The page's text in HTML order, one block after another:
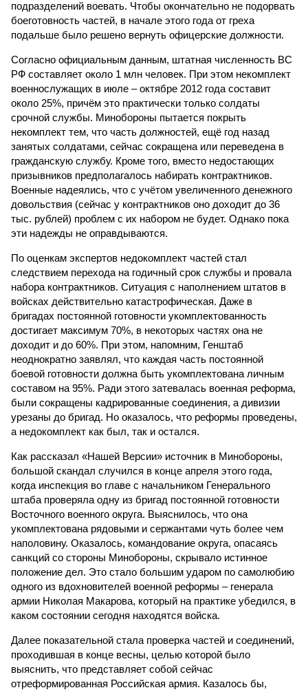
подразделений воевать. Чтобы окончательно не подорвать
боеготовность частей, в начале этого года от греха
подальше было решено вернуть офицерские должности.
Согласно официальным данным, штатная численность ВС
РФ составляет около 1 млн человек. При этом некомплект
военнослужащих в июле – октябре 2012 года составит
около 25%, причём это практически только солдаты
срочной службы. Минобороны пытается покрыть
некомплект тем, что часть должностей, ещё год назад
занятых солдатами, сейчас сокращена или переведена в
гражданскую службу. Кроме того, вместо недостающих
призывников предполагалось набирать контрактников.
Военные надеялись, что с учётом увеличенного денежного
довольствия (сейчас у контрактников оно доходит до 36
тыс. рублей) проблем с их набором не будет. Однако пока
эти надежды не оправдываются.
По оценкам экспертов недокомплект частей стал
следствием перехода на годичный срок службы и провала
набора контрактников. Ситуация с наполнением штатов в
войсках действительно катастрофическая. Даже в
бригадах постоянной готовности укомплектованность
достигает максимум 70%, в некоторых частях она не
доходит и до 60%. При этом, напомним, Генштаб
неоднократно заявлял, что каждая часть постоянной
боевой готовности должна быть укомплектована личным
составом на 95%. Ради этого затевалась военная реформа,
были сокращены кадрированные соединения, а дивизии
урезаны до бригад. Но оказалось, что реформы проведены,
а недокомплект как был, так и остался.
Как рассказал «Нашей Версии» источник в Минобороны,
большой скандал случился в конце апреля этого года,
когда инспекция во главе с начальником Генерального
штаба проверяла одну из бригад постоянной готовности
Восточного военного округа. Выяснилось, что она
укомплектована рядовыми и сержантами чуть более чем
наполовину. Оказалось, командование округа, опасаясь
санкций со стороны Минобороны, скрывало истинное
положение дел. Это стало большим ударом по самолюбию
одного из вдохновителей военной реформы – генерала
армии Николая Макарова, который на практике убедился, в
каком состоянии сегодня находятся войска.
Далее показательной стала проверка частей и соединений,
проходившая в конце весны, целью которой было
выяснить, что представляет собой сейчас
отреформированная Российская армия. Казалось бы,